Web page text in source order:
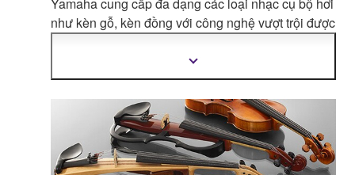
như kèn gỗ, kèn đồng với công nghệ vượt trội được
Hiển
thông
tin